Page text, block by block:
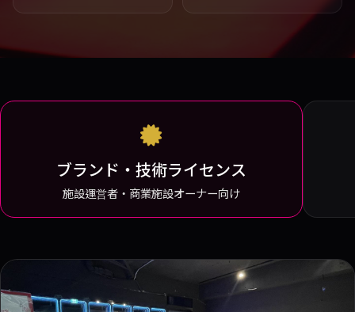
ブランド・技術ライセンス
施設運営者・商業施設オーナー向け